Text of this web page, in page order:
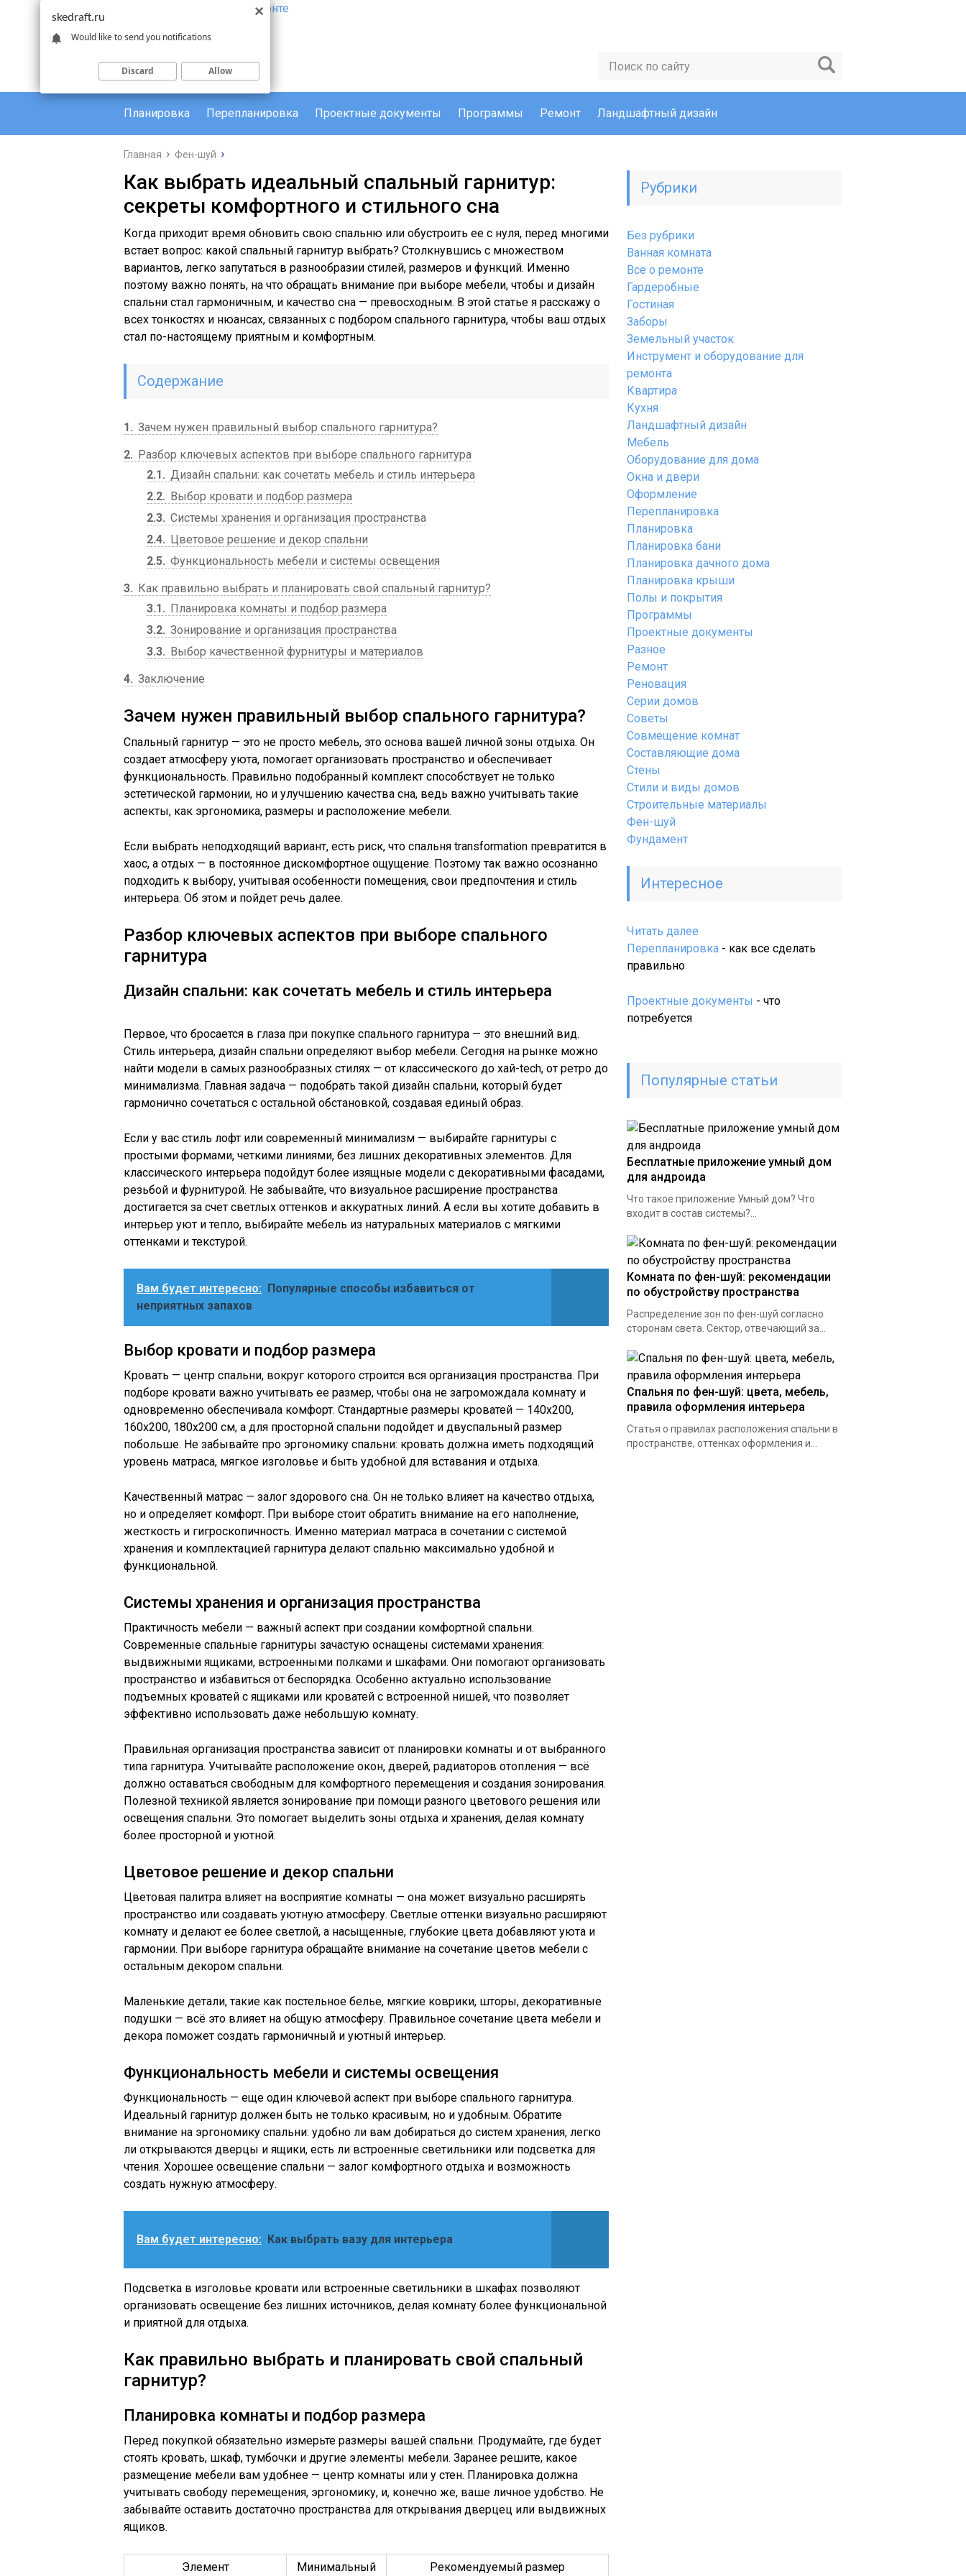
Планировка Перепланировка Проектные документы Программы Ремонт Ландшафтный дизайн
Главная Фен-шуй
Как выбрать идеальный спальный гарнитур:
секреты комфортного и стильного сна
Когда приходит время обновить свою спальню или обустроить ее с нуля, перед многими
встает вопрос: какой спальный гарнитур выбрать? Столкнувшись с множеством
вариантов, легко запутаться в разнообразии стилей, размеров и функций. Именно
поэтому важно понять, на что обращать внимание при выборе мебели, чтобы и дизайн
спальни стал гармоничным, и качество сна — превосходным. В этой статье я расскажу о
всех тонкостях и нюансах, связанных с подбором спального гарнитура, чтобы ваш отдых
стал по-настоящему приятным и комфортным.
Содержание
1
Зачем нужен правильный выбор спального гарнитура?
2
Разбор ключевых аспектов при выборе спального гарнитура
2.1
Дизайн спальни: как сочетать мебель и стиль интерьера
2.2
Выбор кровати и подбор размера
2.3 Системы хранения и организация пространства
2.4
Цветовое решение и декор спальни
2.5 Функциональность мебели и системы освещения
3
Как правильно выбрать и планировать свой спальный гарнитур?
3.1
Планировка комнаты и подбор размера
3.2 Зонирование и организация пространства
3.3
Выбор качественной фурнитуры и материалов
4 Заключение
Зачем нужен правильный выбор спального гарнитура?
Спальный гарнитур — это не просто мебель, это основа вашей личной зоны отдыха. Он
создает атмосферу уюта, помогает организовать пространство и обеспечивает
функциональность. Правильно подобранный комплект способствует не только
эстетической гармонии, но и улучшению качества сна, ведь важно учитывать такие
аспекты, как эргономика, размеры и расположение мебели.
Если выбрать неподходящий вариант, есть риск, что спальня transformation превратится в
хаос, а отдых — в постоянное дискомфортное ощущение. Поэтому так важно осознанно
подходить к выбору, учитывая особенности помещения, свои предпочтения и стиль
интерьера. Об этом и пойдет речь далее.
Разбор ключевых аспектов при выборе спального
гарнитура
Дизайн спальни: как сочетать мебель и стиль интерьера
Первое, что бросается в глаза при покупке спального гарнитура — это внешний вид.
Стиль интерьера, дизайн спальни определяют выбор мебели. Сегодня на рынке можно
найти модели в самых разнообразных стилях — от классического до хай-tech, от ретро до
минимализма. Главная задача — подобрать такой дизайн спальни, который будет
гармонично сочетаться с остальной обстановкой, создавая единый образ.
Если у вас стиль лофт или современный минимализм — выбирайте гарнитуры с
простыми формами, четкими линиями, без лишних декоративных элементов. Для
классического интерьера подойдут более изящные модели с декоративными фасадами,
резьбой и фурнитурой. Не забывайте, что визуальное расширение пространства
достигается за счет светлых оттенков и аккуратных линий. А если вы хотите добавить в
интерьер уют и тепло, выбирайте мебель из натуральных материалов с мягкими
оттенками и текстурой.
Вам будет интересно: Популярные способы избавиться от
неприятных запахов
Выбор кровати и подбор размера
Кровать — центр спальни, вокруг которого строится вся организация пространства. При
подборе кровати важно учитывать ее размер, чтобы она не загромождала комнату и
одновременно обеспечивала комфорт. Стандартные размеры кроватей — 140х200,
160х200, 180х200 см, а для просторной спальни подойдет и двуспальный размер
побольше. Не забывайте про эргономику спальни: кровать должна иметь подходящий
уровень матраса, мягкое изголовье и быть удобной для вставания и отдыха.
Качественный матрас — залог здорового сна. Он не только влияет на качество отдыха,
но и определяет комфорт. При выборе стоит обратить внимание на его наполнение,
жесткость и гигроскопичность. Именно материал матраса в сочетании с системой
хранения и комплектацией гарнитура делают спальню максимально удобной и
функциональной.
Системы хранения и организация пространства
Практичность мебели — важный аспект при создании комфортной спальни.
Современные спальные гарнитуры зачастую оснащены системами хранения:
выдвижными ящиками, встроенными полками и шкафами. Они помогают организовать
пространство и избавиться от беспорядка. Особенно актуально использование
подъемных кроватей с ящиками или кроватей с встроенной нишей, что позволяет
эффективно использовать даже небольшую комнату.
Правильная организация пространства зависит от планировки комнаты и от выбранного
типа гарнитура. Учитывайте расположение окон, дверей, радиаторов отопления — всё
должно оставаться свободным для комфортного перемещения и создания зонирования.
Полезной техникой является зонирование при помощи разного цветового решения или
освещения спальни. Это помогает выделить зоны отдыха и хранения, делая комнату
более просторной и уютной.
Цветовое решение и декор спальни
Цветовая палитра влияет на восприятие комнаты — она может визуально расширять
пространство или создавать уютную атмосферу. Светлые оттенки визуально расширяют
комнату и делают ее более светлой, а насыщенные, глубокие цвета добавляют уюта и
гармонии. При выборе гарнитура обращайте внимание на сочетание цветов мебели с
остальным декором спальни.
Маленькие детали, такие как постельное белье, мягкие коврики, шторы, декоративные
подушки — всё это влияет на общую атмосферу. Правильное сочетание цвета мебели и
декора поможет создать гармоничный и уютный интерьер.
Функциональность мебели и системы освещения
Функциональность — еще один ключевой аспект при выборе спального гарнитура.
Идеальный гарнитур должен быть не только красивым, но и удобным. Обратите
внимание на эргономику спальни: удобно ли вам добираться до систем хранения, легко
ли открываются дверцы и ящики, есть ли встроенные светильники или подсветка для
чтения. Хорошее освещение спальни — залог комфортного отдыха и возможность
создать нужную атмосферу.
Вам будет интересно: Как выбрать вазу для интерьера
Подсветка в изголовье кровати или встроенные светильники в шкафах позволяют
организовать освещение без лишних источников, делая комнату более функциональной
и приятной для отдыха.
Как правильно выбрать и планировать свой спальный
гарнитур?
Планировка комнаты и подбор размера
Перед покупкой обязательно измерьте размеры вашей спальни. Продумайте, где будет
стоять кровать, шкаф, тумбочки и другие элементы мебели. Заранее решите, какое
размещение мебели вам удобнее — центр комнаты или у стен. Планировка должна
учитывать свободу перемещения, эргономику, и, конечно же, ваше личное удобство. Не
забывайте оставить достаточно пространства для открывания дверцец или выдвижных
ящиков.
Элемент Минимальный Рекомендуемый размер
Рубрики
Без рубрики
Ванная комната
Все о ремонте
Гардеробные
Гостиная
Заборы
Земельный участок
Инструмент и оборудование для
ремонта
Квартира
Кухня
Ландшафтный дизайн
Мебель
Оборудование для дома
Окна и двери
Оформление
Перепланировка
Планировка
Планировка бани
Планировка дачного дома
Планировка крыши
Полы и покрытия
Программы
Проектные документы
Разное
Ремонт
Реновация
Серии домов
Советы
Совмещение комнат
Составляющие дома
Стены
Стили и виды домов
Строительные материалы
Фен-шуй
Фундамент
Интересное
Читать далее
Как
спальный
стильного
Перепланировка - как все сделать
правильно
Проектные документы - что
потребуется
Популярные статьи
Бесплатные приложение умный дом
для андроида
Что такое приложение Умный дом? Что
входит в состав системы?...
Комната по фен-шуй: рекомендации
по обустройству пространства
Распределение зон по фен-шуй согласно
сторонам света. Сектор, отвечающий за...
Спальня по фен-шуй: цвета, мебель,
правила оформления интерьера
Статья о правилах расположения спальни в
пространстве, оттенках оформления и...
skedraft.ru
Would like to send you notifications
Discard Allow